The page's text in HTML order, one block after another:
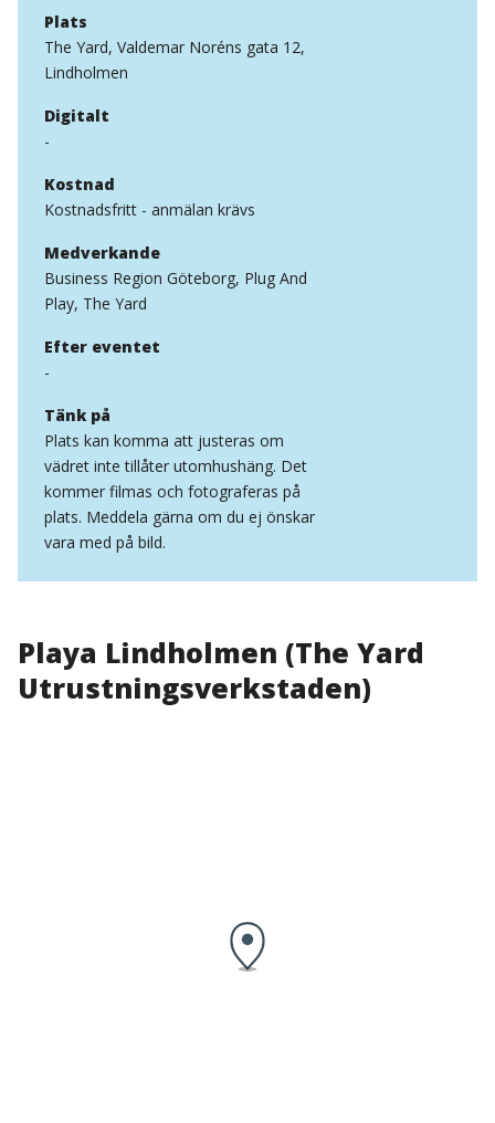
Plats
The Yard, Valdemar Noréns gata 12,
Lindholmen
Digitalt
-
Kostnad
Kostnadsfritt - anmälan krävs
Medverkande
Business Region Göteborg, Plug And
Play, The Yard
Efter eventet
-
Tänk på
Plats kan komma att justeras om
vädret inte tillåter utomhushäng. Det
kommer filmas och fotograferas på
plats. Meddela gärna om du ej önskar
vara med på bild.
Playa Lindholmen (The Yard
Utrustningsverkstaden)